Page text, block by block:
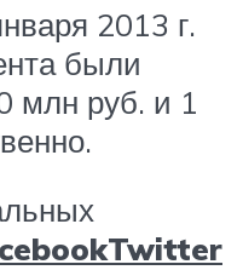
2013 г.
были
млн руб. и 1
Twitter